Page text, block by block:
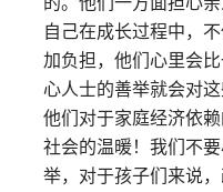
自己在成长过程中，
加负担，他们心里会
心人士的善举就会对
他们对于家庭经济依
社会的温暖！我们不
举，对于孩子们来说